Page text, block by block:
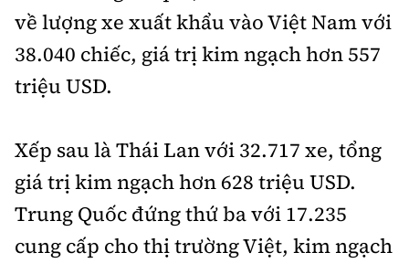
về lượng xe xuất khẩu vào Việt Nam với
38.040 chiếc, giá trị kim ngạch hơn 557
triệu USD.
Xếp sau là Thái Lan với 32.717 xe, tổng
giá trị kim ngạch hơn 628 triệu USD.
Trung Quốc đứng thứ ba với 17.235
cung cấp cho thị trường Việt, kim ngạch